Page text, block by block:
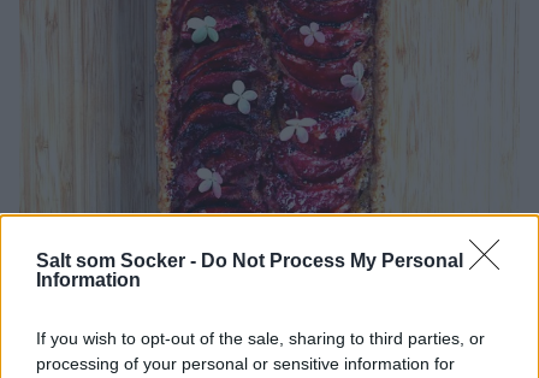
Salt som Socker - Do Not Process My Personal
Information
If you wish to opt-out of the sale, sharing to third parties, or
processing of your personal or sensitive information for
Härlig sommarpaj med plommon.